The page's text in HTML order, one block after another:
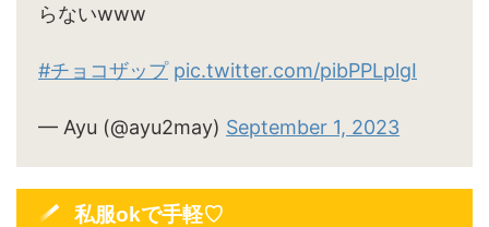
らないwww
#チョコザップ pic.twitter.com/pibPPLplgI
— Ayu (@ayu2may) September 1, 2023
私服okで手軽♡